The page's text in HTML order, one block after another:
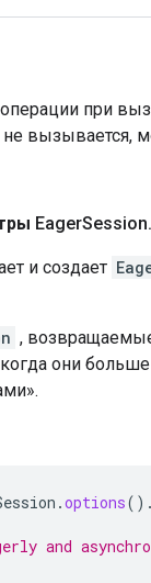
операции при
не вызывается,
EagerSession.
и создает
,
когда они
.options
and